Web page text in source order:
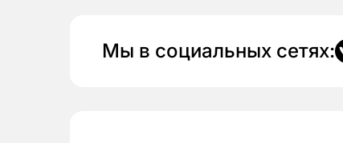
Мы в социальных сетях: